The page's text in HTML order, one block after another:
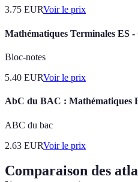
3.75 EURVoir le prix
Mathématiques Terminales ES
Bloc-notes
5.40 EURVoir le prix
AbC du BAC : Mathématiques
ABC du bac
2.63 EURVoir le prix
Comparaison des